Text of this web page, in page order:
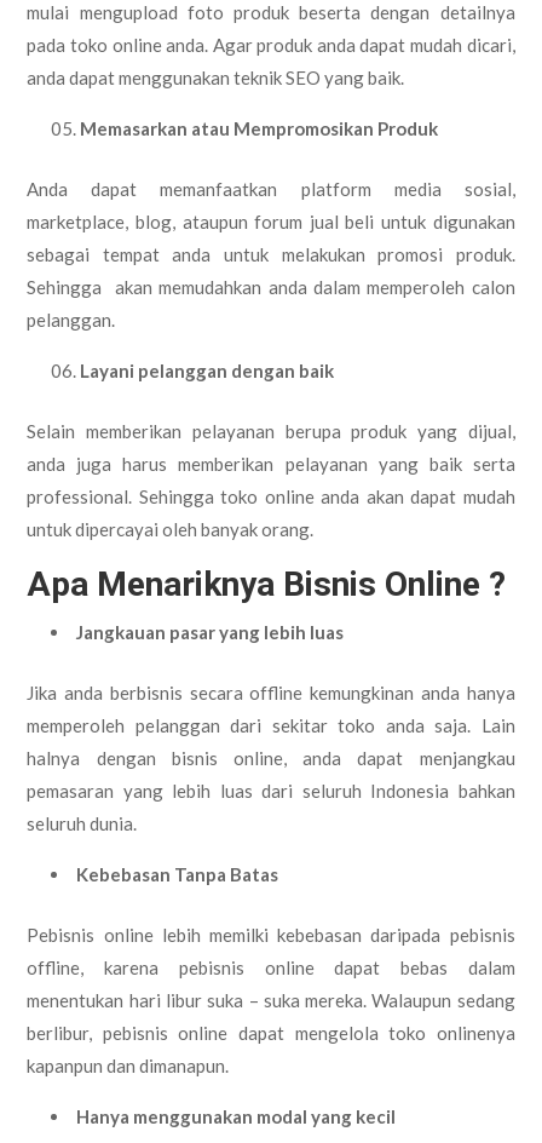
mulai mengupload foto produk beserta dengan detailnya
pada toko online anda. Agar produk anda dapat mudah dicari,
anda dapat menggunakan teknik SEO yang baik.
Memasarkan atau Mempromosikan Produk
Anda dapat memanfaatkan platform media sosial,
marketplace, blog, ataupun forum jual beli untuk digunakan
sebagai tempat anda untuk melakukan promosi produk.
Sehingga akan memudahkan anda dalam memperoleh calon
pelanggan.
Layani pelanggan dengan baik
Selain memberikan pelayanan berupa produk yang dijual,
anda juga harus memberikan pelayanan yang baik serta
professional. Sehingga toko online anda akan dapat mudah
untuk dipercayai oleh banyak orang.
Apa Menariknya Bisnis Online ?
Jangkauan pasar yang lebih luas
Jika anda berbisnis secara offline kemungkinan anda hanya
memperoleh pelanggan dari sekitar toko anda saja. Lain
halnya dengan bisnis online, anda dapat menjangkau
pemasaran yang lebih luas dari seluruh Indonesia bahkan
seluruh dunia.
Kebebasan Tanpa Batas
Pebisnis online lebih memilki kebebasan daripada pebisnis
offline, karena pebisnis online dapat bebas dalam
menentukan hari libur suka – suka mereka. Walaupun sedang
berlibur, pebisnis online dapat mengelola toko onlinenya
kapanpun dan dimanapun.
Hanya menggunakan modal yang kecil